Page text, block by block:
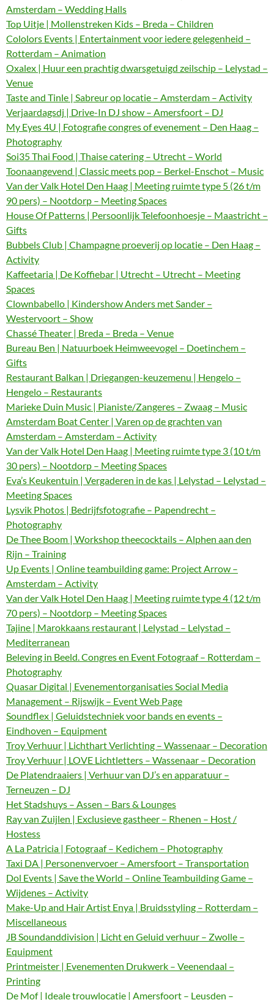
Amsterdam – Wedding Halls
Top Uitje | Mollenstreken Kids – Breda – Children
Cololors Events | Entertainment voor iedere gelegenheid –
Rotterdam – Animation
Oxalex | Huur een prachtig dwarsgetuigd zeilschip – Lelystad –
Venue
Taste and Tinle | Sabreur op locatie – Amsterdam – Activity
Verjaardagsdj | Drive-In DJ show – Amersfoort – DJ
My Eyes 4U | Fotografie congres of evenement – Den Haag –
Photography
Soi35 Thai Food | Thaise catering – Utrecht – World
Toonaangevend | Classic meets pop – Berkel-Enschot – Music
Van der Valk Hotel Den Haag | Meeting ruimte type 5 (26 t/m
90 pers) – Nootdorp – Meeting Spaces
House Of Patterns | Persoonlijk Telefoonhoesje – Maastricht –
Gifts
Bubbels Club | Champagne proeverij op locatie – Den Haag –
Activity
Kaffeetaria | De Koffiebar | Utrecht – Utrecht – Meeting
Spaces
Clownbabello | Kindershow Anders met Sander –
Westervoort – Show
Chassé Theater | Breda – Breda – Venue
Bureau Ben | Natuurboek Heimweevogel – Doetinchem –
Gifts
Restaurant Balkan | Driegangen-keuzemenu | Hengelo –
Hengelo – Restaurants
Marieke Duin Music | Pianiste/Zangeres – Zwaag – Music
Amsterdam Boat Center | Varen op de grachten van
Amsterdam – Amsterdam – Activity
Van der Valk Hotel Den Haag | Meeting ruimte type 3 (10 t/m
30 pers) – Nootdorp – Meeting Spaces
Eva’s Keukentuin | Vergaderen in de kas | Lelystad – Lelystad –
Meeting Spaces
Lysvik Photos | Bedrijfsfotografie – Papendrecht –
Photography
De Thee Boom | Workshop theecocktails – Alphen aan den
Rijn – Training
Up Events | Online teambuilding game: Project Arrow –
Amsterdam – Activity
Van der Valk Hotel Den Haag | Meeting ruimte type 4 (12 t/m
70 pers) – Nootdorp – Meeting Spaces
Tajine | Marokkaans restaurant | Lelystad – Lelystad –
Mediterranean
Beleving in Beeld. Congres en Event Fotograaf – Rotterdam –
Photography
Quasar Digital | Evenementorganisaties Social Media
Management – Rijswijk – Event Web Page
Soundflex | Geluidstechniek voor bands en events –
Eindhoven – Equipment
Troy Verhuur | Lichthart Verlichting – Wassenaar – Decoration
Troy Verhuur | LOVE Lichtletters – Wassenaar – Decoration
De Platendraaiers | Verhuur van DJ’s en apparatuur –
Terneuzen – DJ
Het Stadshuys – Assen – Bars & Lounges
Ray van Zuijlen | Exclusieve gastheer – Rhenen – Host /
Hostess
A La Patricia | Fotograaf – Kedichem – Photography
Taxi DA | Personenvervoer – Amersfoort – Transportation
Dol Events | Save the World – Online Teambuilding Game –
Wijdenes – Activity
Make-Up and Hair Artist Enya | Bruidsstyling – Rotterdam –
Miscellaneous
JB Soundanddivision | Licht en Geluid verhuur – Zwolle –
Equipment
Printmeister | Evenementen Drukwerk – Veenendaal –
Printing
De Mof | Ideale trouwlocatie | Amersfoort – Leusden –